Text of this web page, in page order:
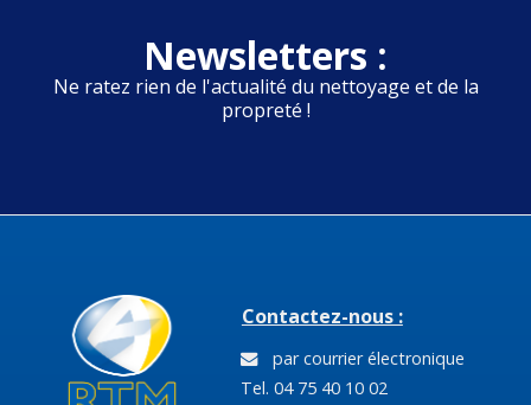
Newsletters :
Ne ratez rien de l'actualité du nettoyage et de la
propreté !
Contactez-nous :
par courrier électronique
Tel. 04 75 40 10 02